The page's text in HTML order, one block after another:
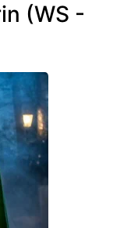
(WS -